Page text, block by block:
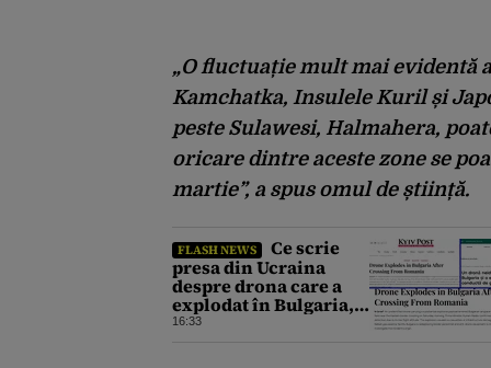
„O fluctuație mult mai evidentă
Kamchatka, Insulele Kuril și
peste Sulawesi, Halmahera,
oricare dintre aceste zone se
martie”, a spus omul de știință.
FLASH NEWS
Ce scrie
presa din Ucraina
despre drona care a
explodat în Bulgaria,
lângă granița cu
16:33